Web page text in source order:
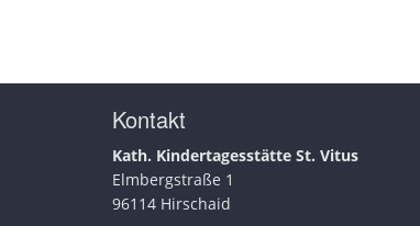
Kontakt
Kath. Kindertagesstätte St. Vitus
Elmbergstraße 1
96114 Hirschaid